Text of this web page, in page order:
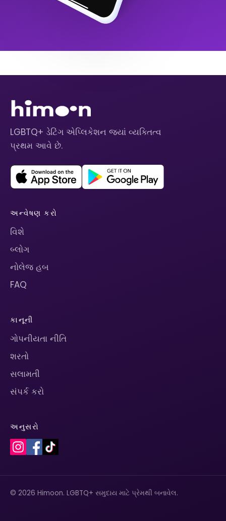
LGBTQ+ ડેટિંગ એપ્લિકેશન જ્યાં વ્યક્તિત્વ
પ્રથમ આવે છે.
અન્વેષણ કરો
વિશે
બ્લોગ
નોલેજ હબ
FAQ
કાનૂની
ગોપનીયતા નીતિ
શરતો
સલામતી
સંપર્ક કરો
અનુસરો
© 2026 Himoon. LGBTQ+ સમુદાય માટે પ્રેમથી બનાવેલ.